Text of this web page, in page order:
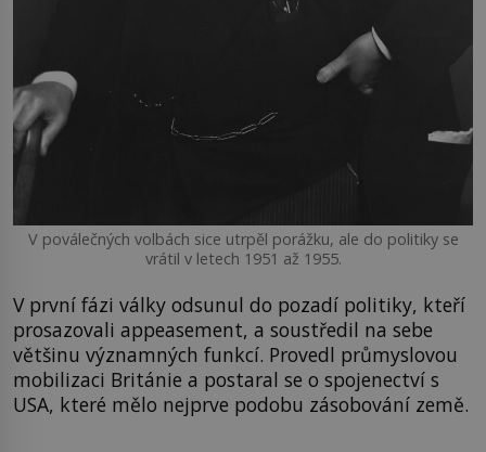
V poválečných volbách sice utrpěl porážku, ale do politiky se
vrátil v letech 1951 až 1955.
V první fázi války odsunul do pozadí politiky, kteří
prosazovali appeasement, a soustředil na sebe
většinu významných funkcí. Provedl průmyslovou
mobilizaci Británie a postaral se o spojenectví s
USA, které mělo nejprve podobu zásobování země.